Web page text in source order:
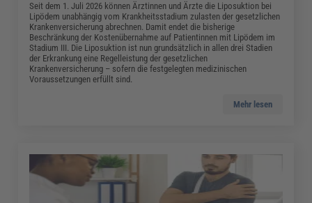
Seit dem 1. Juli 2026 können Ärztinnen und Ärzte die Liposuktion bei
Lipödem unabhängig vom Krankheitsstadium zulasten der gesetzlichen
Krankenversicherung abrechnen. Damit endet die bisherige
Beschränkung der Kostenübernahme auf Patientinnen mit Lipödem im
Stadium III. Die Liposuktion ist nun grundsätzlich in allen drei Stadien
der Erkrankung eine Regelleistung der gesetzlichen
Krankenversicherung – sofern die festgelegten medizinischen
Voraussetzungen erfüllt sind.
Mehr lesen